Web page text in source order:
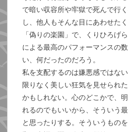
で暗い収容所や牢獄で死んで行
し、他人もそんな目にあわせた
「偽りの楽園」で、くりひろげ
による最高のパフォーマンスの
い、何だったのだろう。
私を支配するのは嫌悪感ではな
限りなく美しい狂気を見せられ
かもしれない。心のどこかで、
れるのでもいいから、そういう
と思ったりする。そういうもの